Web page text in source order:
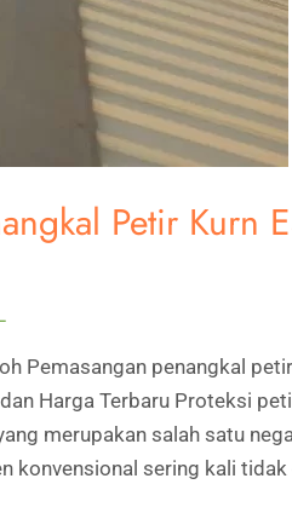
Petir Kurn
Pemasangan penangkal
Harga Terbaru Proteksi
merupakan salah satu
konvensional sering kali